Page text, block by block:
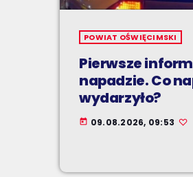
POWIAT OŚWIĘCIMSKI
Pierwsze
napadzie. Co
wydarzyło?
today 09.08.2026, 09:53